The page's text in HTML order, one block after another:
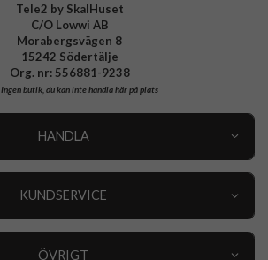
Tele2 by SkalHuset
C/O Lowwi AB
Morabergsvägen 8
15242 Södertälje
Org. nr: 556881-9238
Ingen butik, du kan inte handla här på plats
HANDLA
KUNDSERVICE
ÖVRIGT